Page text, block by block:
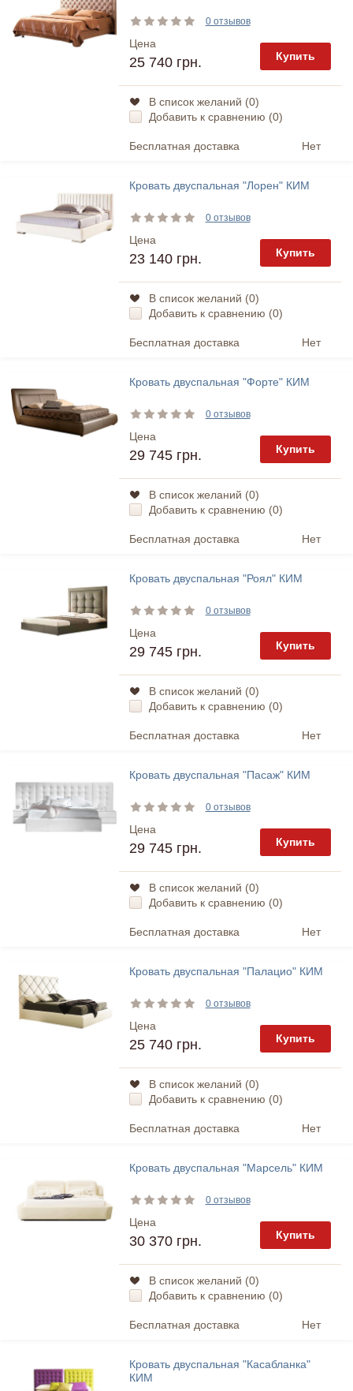
0 отзывов
Цена
25 740 грн. Купить
В список желаний (0)
Добавить к сравнению (0)
Бесплатная доставка Нет
Кровать двуспальная "Лорен" КИМ
0 отзывов
Цена
23 140 грн. Купить
В список желаний (0)
Добавить к сравнению (0)
Бесплатная доставка Нет
Кровать двуспальная "Форте" КИМ
0 отзывов
Цена
29 745 грн. Купить
В список желаний (0)
Добавить к сравнению (0)
Бесплатная доставка Нет
Кровать двуспальная "Роял" КИМ
0 отзывов
Цена
29 745 грн. Купить
В список желаний (0)
Добавить к сравнению (0)
Бесплатная доставка Нет
Кровать двуспальная "Пасаж" КИМ
0 отзывов
Цена
29 745 грн. Купить
В список желаний (0)
Добавить к сравнению (0)
Бесплатная доставка Нет
Кровать двуспальная "Палацио" КИМ
0 отзывов
Цена
25 740 грн. Купить
В список желаний (0)
Добавить к сравнению (0)
Бесплатная доставка Нет
Кровать двуспальная "Марсель" КИМ
0 отзывов
Цена
30 370 грн. Купить
В список желаний (0)
Добавить к сравнению (0)
Бесплатная доставка Нет
Кровать двуспальная "Касабланка"
КИМ